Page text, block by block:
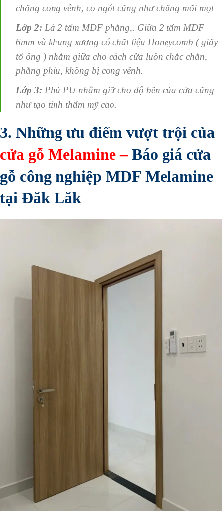
chống cong vênh, co ngót cũng như chống mối mọt
Lớp 2: Là 2 tấm MDF phằng,. Giữa 2 tấm MDF
6mm và khung xương có chất liệu Honeycomb ( giấy
tổ ông ) nhằm giữa cho cách cửa luôn chắc chắn,
phẳng phiu, không bị cong vênh.
Lớp 3: Phủ PU nhằm giữ cho độ bền của cửa cũng
như tạo tính thẩm mỹ cao.
3. Những ưu điểm vượt trội của
cửa gỗ Melamine–Báo giá cửa
gỗ công nghiệp MDF Melamine
tại Đăk Lăk